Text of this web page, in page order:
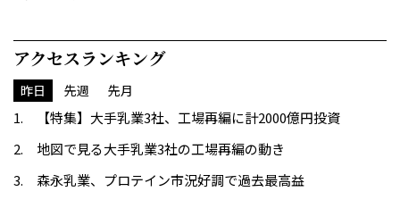
アクセスランキング
昨日 先週 先月
【特集】大手乳業3社、工場再編に計2000億円投資
地図で見る大手乳業3社の工場再編の動き
森永乳業、プロテイン市況好調で過去最高益